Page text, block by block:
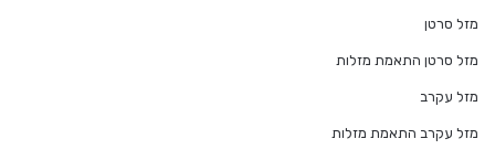
מזל סרטן
מזל סרטן התאמת מזלות
מזל עקרב
מזל עקרב התאמת מזלות